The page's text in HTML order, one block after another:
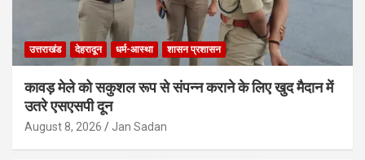
उत्तराखंड देहरादून धर्म-आस्था शासन प्रशासन
कावड़ मेले को सकुशल रूप से संपन्न कराने के लिए खुद मैदान में
उतरे एसएसपी दून
August 8, 2026 Jan Sadan